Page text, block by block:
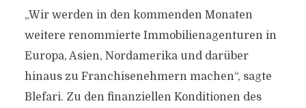
„Wir werden in den kommenden Monaten
weitere renommierte Immobilienagenturen in
Europa, Asien, Nordamerika und darüber
hinaus zu Franchisenehmern machen“, sagte
Blefari. Zu den finanziellen Konditionen des